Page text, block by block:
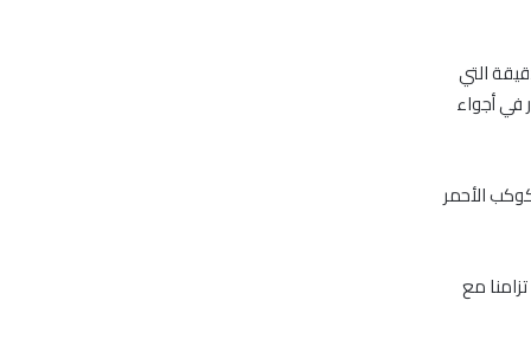
الدقيقة التي
في أجواء
الأحمر
ومن المخطط أن يصل مسبار مشروع الإمارات لاستكشاف المريخ إلى المريخ بحلول عام 2021 تزامنا مع